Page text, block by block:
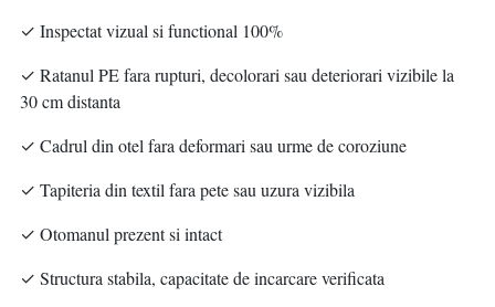
✓ Inspectat vizual si functional 100%
✓ Ratanul PE fara rupturi, decolorari sau deteriorari vizibile la
30 cm distanta
✓ Cadrul din otel fara deformari sau urme de coroziune
✓ Tapiteria din textil fara pete sau uzura vizibila
✓ Otomanul prezent si intact
✓ Structura stabila, capacitate de incarcare verificata